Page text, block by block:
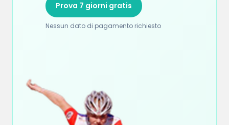
Prova 7 giorni gratis
Nessun dato di pagamento richiesto